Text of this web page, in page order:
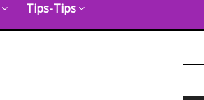
Tips-Tips